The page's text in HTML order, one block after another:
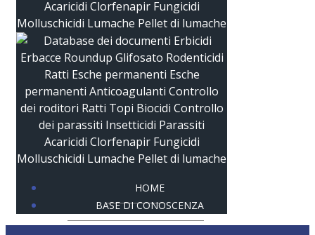
HOME
BASE DI CONOSCENZA